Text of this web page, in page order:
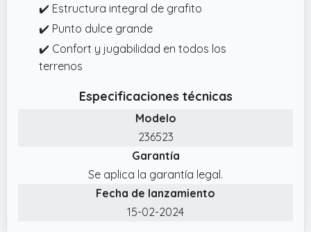
✔️ Estructura integral de grafito
✔️ Punto dulce grande
✔️ Confort y jugabilidad en todos los
terrenos
Especificaciones técnicas
Modelo
236523
Garantía
Se aplica la garantía legal.
Fecha de lanzamiento
15-02-2024